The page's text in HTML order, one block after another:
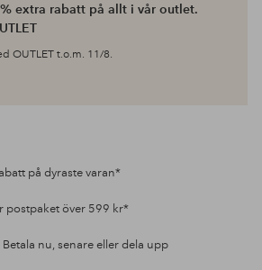
extra rabatt på allt i vår outlet.
OUTLET t.o.m. 11/8.
på dyraste varan*
postpaket över 599 kr*
Betala nu, senare eller dela upp